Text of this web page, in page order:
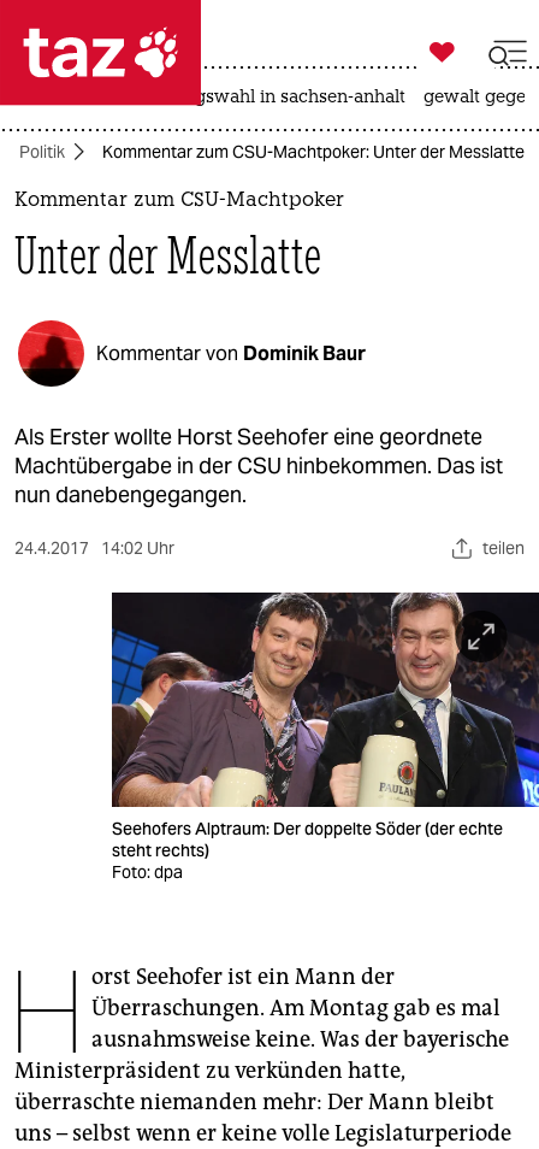
 taz zahl ich
taz zahl ich
politik
öko
gesellschaft
kultur
sport
berlin
wahrheit
veranstaltungen
genossenschaft
epaper login

taz zahl ich
landtagswahl in sachsen-anhalt gewalt
Politik Kommentar zum CSU-Machtpoker: Unter der Messlatte
Kommentar zum CSU-Machtpoker
Unter der Messlatte
Kommentar von Dominik Baur
Als Erster wollte Horst Seehofer eine geordnete
Machtübergabe in der CSU hinbekommen. Das ist
nun danebengegangen.
24.4.2017 14:02 Uhr teilen
Seehofers Alptraum: Der doppelte Söder (der echte
steht rechts)
Foto: dpa
H orst Seehofer ist ein Mann der
Überraschungen. Am Montag gab es mal
ausnahmsweise keine. Was der bayerische
Ministerpräsident zu verkünden hatte,
überraschte niemanden mehr: Der Mann bleibt
uns – selbst wenn er keine volle Legislaturperiode